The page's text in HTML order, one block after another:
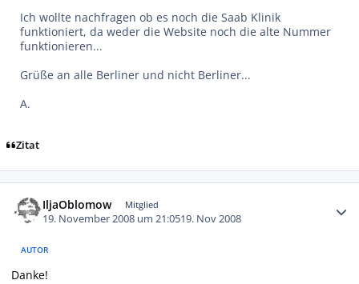
Ich wollte nachfragen ob es noch die Saab Klinik
funktioniert, da weder die Website noch die alte Nummer
funktionieren...
Grüße an alle Berliner und nicht Berliner...
A.
Zitat
IljaOblomow Mitglied
19. November 2008 um 21:0519. Nov 2008
AUTOR
Danke!